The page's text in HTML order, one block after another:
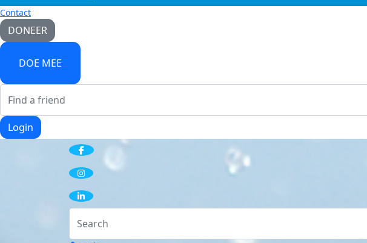
Contact
DONEER
DOE MEE
Login